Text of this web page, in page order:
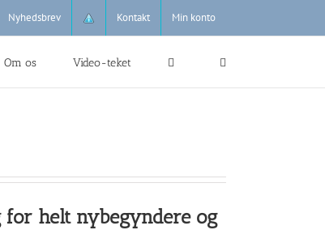
Nyhedsbrev Kontakt Min konto
Om os Video-teket
helt nybegyndere og